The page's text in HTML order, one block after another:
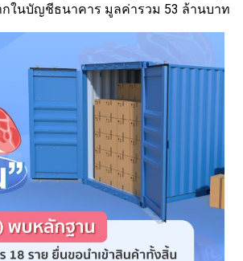
ในบัญชีธนาคาร มูลค่ารวม 53 ล้านบาท